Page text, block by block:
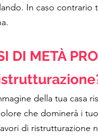
In caso contrario
DI METÀ
della tua casa
che dominerà i
di ristrutturazione